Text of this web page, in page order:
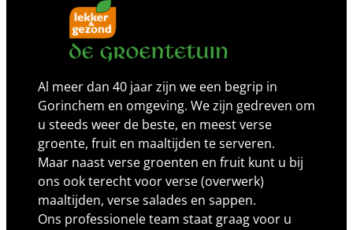
Al meer dan 40 jaar zijn we een begrip in
Gorinchem en omgeving. We zijn gedreven om
u steeds weer de beste, en meest verse
groente, fruit en maaltijden te serveren.
Maar naast verse groenten en fruit kunt u bij
ons ook terecht voor verse (overwerk)
maaltijden, verse salades en sappen.
Ons professionele team staat graag voor u